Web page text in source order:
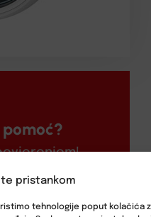
pristankom
tehnologije poput kolačića